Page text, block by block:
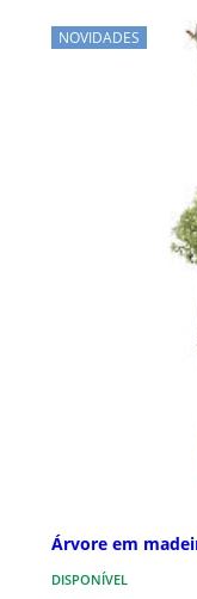
NOVIDADES
Árvore em
DISPONÍVEL